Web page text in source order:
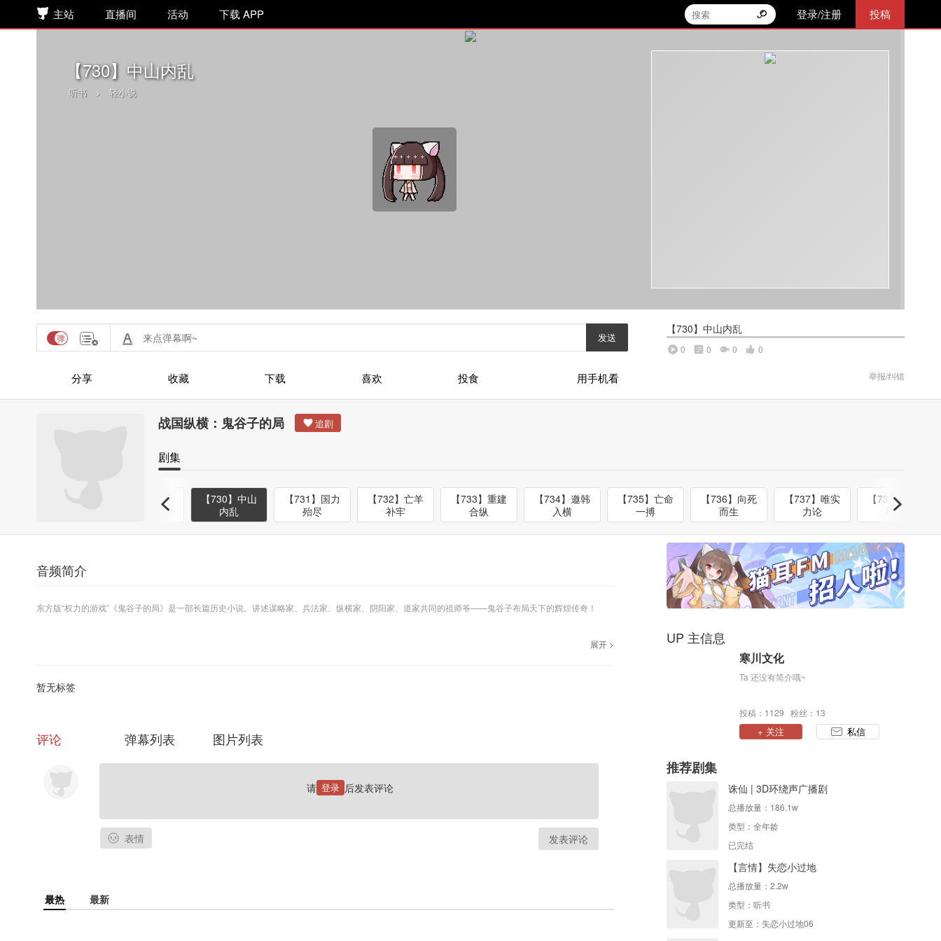
主站 直播间 活动 下载 APP 登录/注册 投稿
【730】中山内乱
听书 > 轻小说
发送
分享 收藏 下载 喜欢 投食 用手机看
【730】中山内乱
0 0 0 0
举报/纠错
战国纵横：鬼谷子的局
剧集
【729】君臣
【730】中山
内乱
【731】国力
殆尽
【732】亡羊
补牢
【733】重建
合纵
【734】邀韩
入横
【735】亡命
一搏
【736】向死
而生
【737】唯实
力论
【738】书僮
秋果
音频简介
东方版“权力的游戏”《鬼谷子的局》是一部长篇历史小说。讲述谋略家、兵法家、纵横家、阴阳家、道家共同的祖师爷——鬼谷子布局天下的辉煌传奇！
展开 >
暂无标签
评论 弹幕列表 图片列表
请 登录 后发表评论
表情 发表评论
最热 最新
UP 主信息
寒川文化
Ta 还没有简介哦~
投稿：1129 粉丝：13
+ 关注 私信
推荐剧集
诛仙 | 3D环绕声广播剧
总播放量： 186.1w
类型： 全年龄
已完结
【言情】失恋小过地
总播放量： 2.2w
类型： 听书
更新至：失恋小过地06